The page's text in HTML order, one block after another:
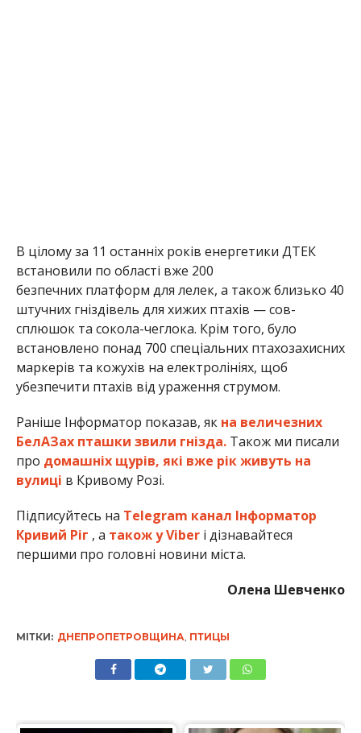
В цілому за 11 останніх років енергетики ДТЕК
встановили по області вже 200
безпечних платформ для лелек, а також близько 40
штучних гніздівель для хижих птахів — сов-
сплюшок та сокола-чеглока. Крім того, було
встановлено понад 700 спеціальних птахозахисних
маркерів та кожухів на електролініях, щоб
убезпечити птахів від ураження струмом.
Раніше Інформатор показав, як на величезних
БелАЗах пташки звили гнізда.Також ми писали
про домашніх щурів, які вже рік живуть на
вулиці в Кривому Розі.
Підписуйтесь на Telegram канал Інформатор
Кривий Ріг , а також у Viberі дізнавайтеся
першими про головні новини міста.
Олена Шевченко
МІТКИ: ДНЕПРОПЕТРОВЩИНА ПТИЦЫ